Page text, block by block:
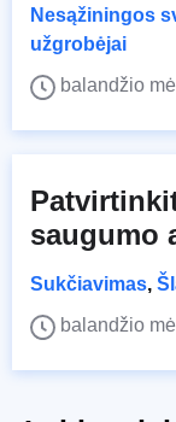
Nesąžiningos
užgrobėjai
balandžio
saugumo
Sukčiavimas,
balandžio